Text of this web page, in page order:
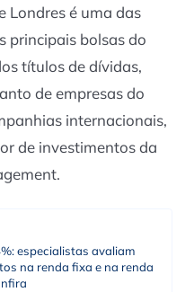
Londres é uma das
principais bolsas do
títulos de dívidas,
de empresas do
internacionais,
de investimentos da
especialistas avaliam
na renda fixa e na renda